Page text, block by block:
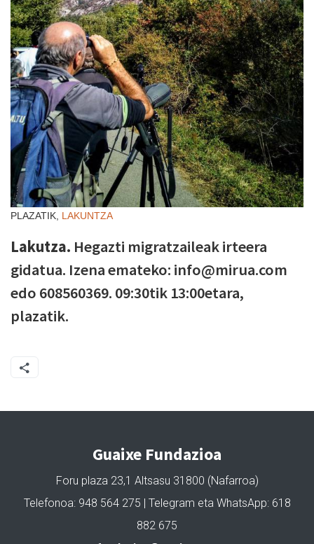
PLAZATIK, LAKUNTZA
Lakutza. Hegazti migratzaileak irteera
gidatua. Izena emateko: info@mirua.com
edo 608560369. 09:30tik 13:00etara,
plazatik.
Guaixe Fundazioa
Foru plaza 23,1 Altsasu 31800 (Nafarroa)
Telefonoa: 948 564 275 | Telegram eta WhatsApp: 618
882 675